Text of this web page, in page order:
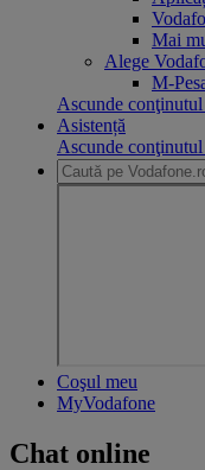
Mai
Alege
M-
Ascunde
Asistență
Ascunde
Coşul meu
MyVodafone
Chat online